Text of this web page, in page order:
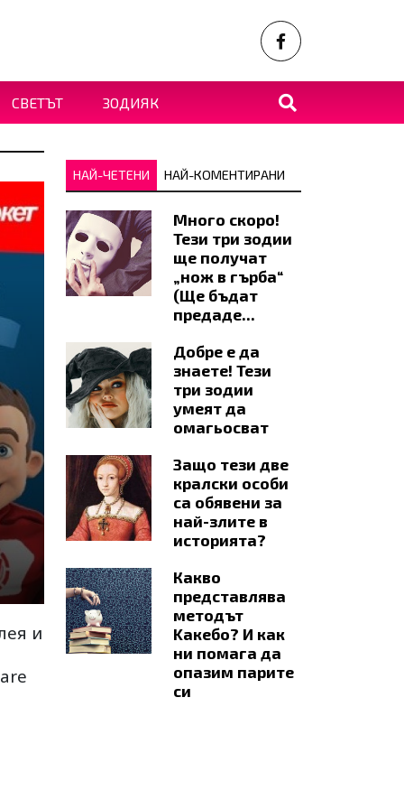
СВЕТЪТ ЗОДИЯК
и
НАЙ-ЧЕТЕНИ НАЙ-КОМЕНТИРАНИ
Много скоро!
Тези три зодии
ще получат
„нож в гърба“
(Ще бъдат
предаде...
Добре е да
знаете! Тези
три зодии
умеят да
омагьосват
Защо тези две
кралски особи
са обявени за
най-злите в
историята?
Какво
представлява
методът
Kaкебо? И как
ни помага да
опазим парите
си